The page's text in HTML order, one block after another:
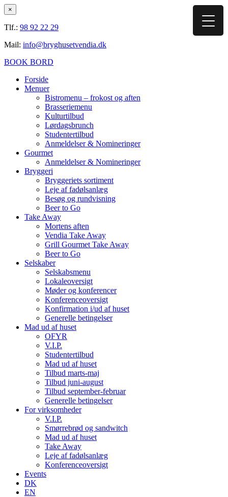
×
Tlf.: 98 92 22 29
Mail: info@bryghusetvendia.dk
BOOK BORD
Forside
Menuer
Bistromenu – frokost og aften
Brasseriemenu
Kulturtilbud
Lørdagsbrunch
Studentertilbud
Anmeldelser & Nomineringer
Gourmet
Anmeldelser & Nomineringer
Bryggeri
Bryggeriets sortiment
Leje af fadølsanlæg
Besøg og rundvisning
Beer to Go
Take Away
Mortens aften
Vendia Take Away
Grill Gourmet Take Away
Beer to Go
Selskaber
Selskabsmenu
Lokaleoversigt
Møder og konferencer
Konferenceoversigt
Konfirmation i/ud af huset
Generelle betingelser
Mad ud af huset
OFYR
V.I.P.
Studentertilbud
Mad ud af huset
Tilbud marts-maj
Tilbud juni-august
Tilbud september-februar
Generelle betingelser
For virksomheder
V.I.P.
Smørrebrød og sandwitch
Mad ud af huset
Take Away
Leje af fadølsanlæg
Konferenceoversigt
Events
DK
EN